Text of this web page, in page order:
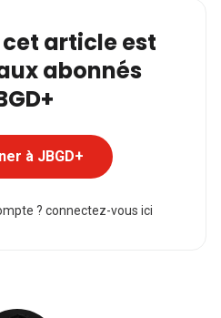
cet article est
abonnés
à JBGD+
? connectez-vous ici